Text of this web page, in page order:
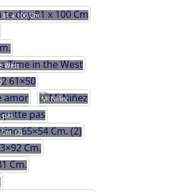
x 100 Cm
West
Mi Niñez
pas
(2)